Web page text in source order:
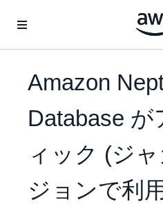
Amazon
Database が
ィック (ジ
ジョンで利